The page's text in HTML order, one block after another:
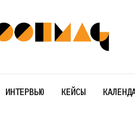
ИНТЕРВЬЮ КЕЙСЫ